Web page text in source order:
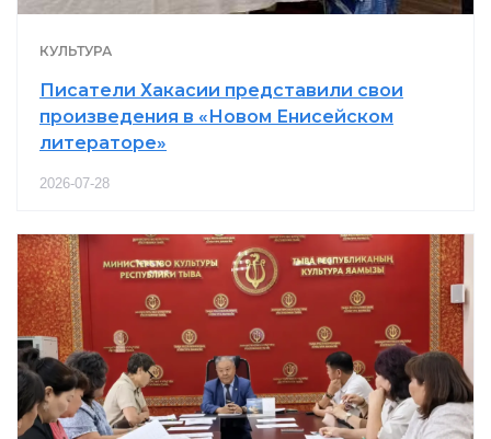
КУЛЬТУРА
Писатели Хакасии представили свои
произведения в «Новом Енисейском
литераторе»
2026-07-28